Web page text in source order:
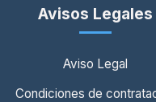
Avisos Legales
Aviso Legal
Condiciones de